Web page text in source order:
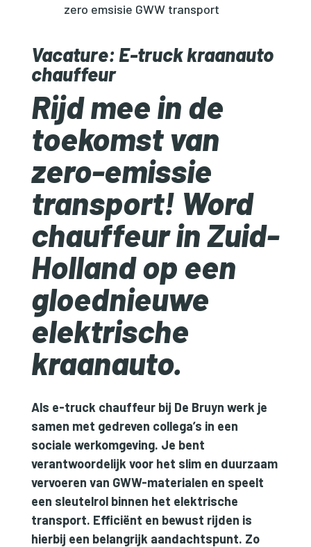
zero emsisie GWW transport
Vacature: E-truck kraanauto
chauffeur
Rijd mee in de
toekomst van
zero-emissie
transport! Word
chauffeur in Zuid-
Holland op een
gloednieuwe
elektrische
kraanauto.
Als e-truck chauffeur bij De Bruyn werk je
samen met gedreven collega’s in een
sociale werkomgeving. Je bent
verantwoordelijk voor het slim en duurzaam
vervoeren van GWW-materialen en speelt
een sleutelrol binnen het elektrische
transport. Efficiënt en bewust rijden is
hierbij een belangrijk aandachtspunt. Zo